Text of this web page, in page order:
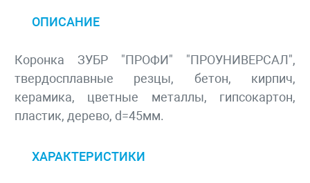
ОПИСАНИЕ
Коронка ЗУБР "ПРОФИ" "ПРОУНИВЕРСАЛ",
твердосплавные резцы, бетон, кирпич,
керамика, цветные металлы, гипсокартон,
пластик, дерево, d=45мм.
ХАРАКТЕРИСТИКИ